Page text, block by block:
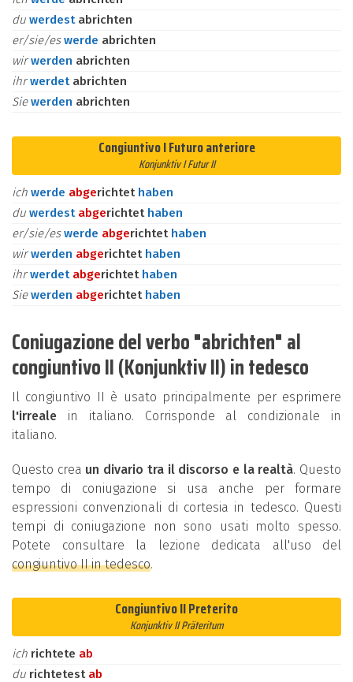
du werdest abrichten
er/sie/eswerde abrichten
wirwerden abrichten
ihrwerdet abrichten
Siewerden abrichten
Congiuntivo I Futuro anteriore
Konjunktiv I Futur II
ich werde abgerichtet haben
du werdest abgerichtet haben
er/sie/eswerde abgerichtet haben
wirwerden abgerichtet haben
ihrwerdet abgerichtet haben
Siewerden abgerichtet haben
Coniugazione del verbo "abrichten" al
congiuntivo II (Konjunktiv II) in tedesco
Il congiuntivo II è usato principalmente per esprimere
l'irreale in italiano. Corrisponde al condizionale in
italiano.
Questo crea un divario tra il discorso e la realtà. Questo
tempo di coniugazione si usa anche per formare
espressioni convenzionali di cortesia in tedesco. Questi
tempi di coniugazione non sono usati molto spesso.
Potete consultare la lezione dedicata all'uso del
congiuntivo II in tedesco.
Congiuntivo II Preterito
Konjunktiv II Präteritum
ich richtete ab
du richtetest ab